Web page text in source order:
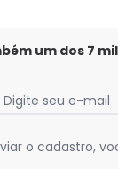
um dos 7
Digite seu e-mail
o cadastro,